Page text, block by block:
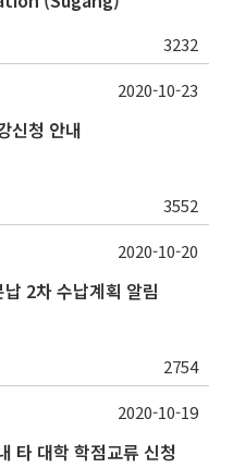
3232
신청 안내
3552
2020-10-23
2차 수납계획 알림
2754
2020-10-20
타 대학 학점교류 신청
2020-10-19